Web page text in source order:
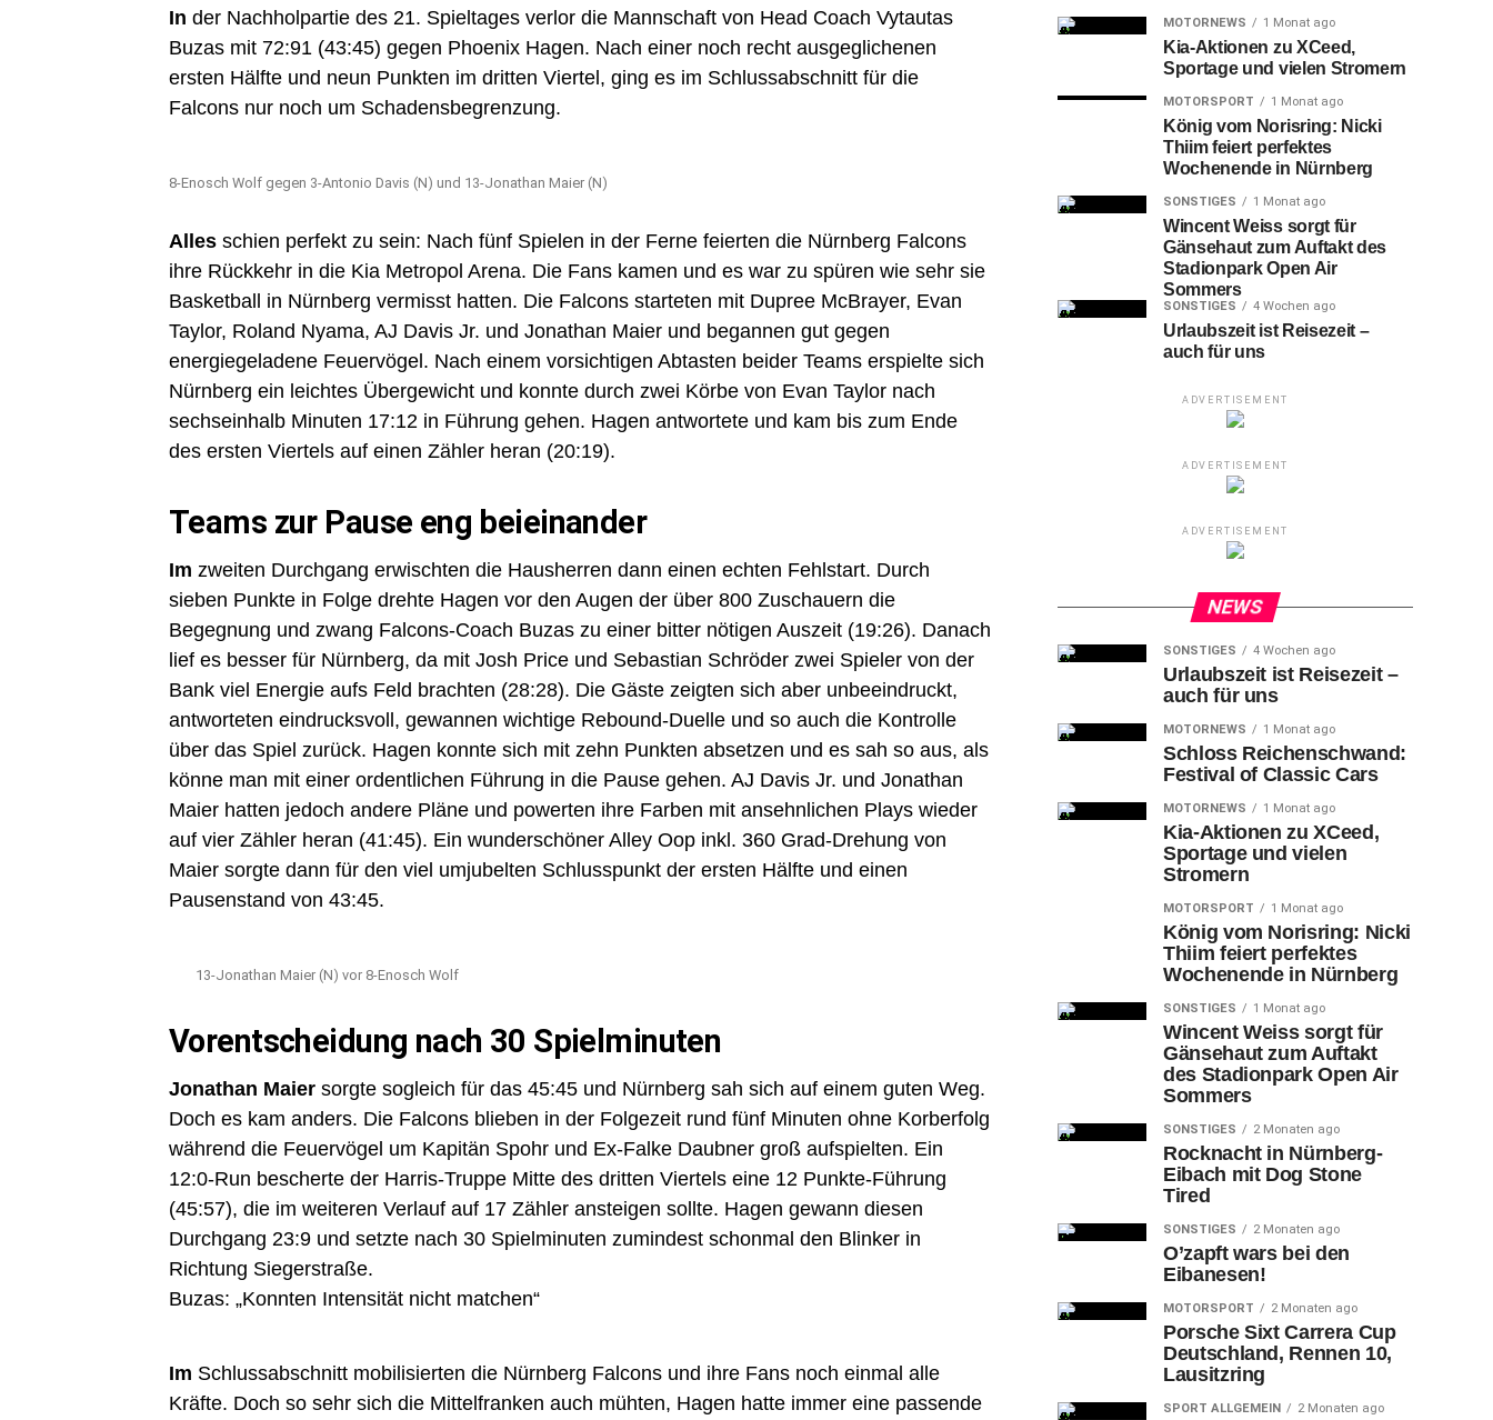
In der Nachholpartie des 21. Spieltages verlor die Mannschaft von Head Coach Vytautas
Buzas mit 72:91 (43:45) gegen Phoenix Hagen. Nach einer noch recht ausgeglichenen
ersten Hälfte und neun Punkten im dritten Viertel, ging es im Schlussabschnitt für die
Falcons nur noch um Schadensbegrenzung.
8-Enosch Wolf gegen 3-Antonio Davis (N) und 13-Jonathan Maier (N)
Alles schien perfekt zu sein: Nach fünf Spielen in der Ferne feierten die Nürnberg Falcons
ihre Rückkehr in die Kia Metropol Arena. Die Fans kamen und es war zu spüren wie sehr sie
Basketball in Nürnberg vermisst hatten. Die Falcons starteten mit Dupree McBrayer, Evan
Taylor, Roland Nyama, AJ Davis Jr. und Jonathan Maier und begannen gut gegen
energiegeladene Feuervögel. Nach einem vorsichtigen Abtasten beider Teams erspielte sich
Nürnberg ein leichtes Übergewicht und konnte durch zwei Körbe von Evan Taylor nach
sechseinhalb Minuten 17:12 in Führung gehen. Hagen antwortete und kam bis zum Ende
des ersten Viertels auf einen Zähler heran (20:19).
Teams zur Pause eng beieinander
Im zweiten Durchgang erwischten die Hausherren dann einen echten Fehlstart. Durch
sieben Punkte in Folge drehte Hagen vor den Augen der über 800 Zuschauern die
Begegnung und zwang Falcons-Coach Buzas zu einer bitter nötigen Auszeit (19:26). Danach
lief es besser für Nürnberg, da mit Josh Price und Sebastian Schröder zwei Spieler von der
Bank viel Energie aufs Feld brachten (28:28). Die Gäste zeigten sich aber unbeeindruckt,
antworteten eindrucksvoll, gewannen wichtige Rebound-Duelle und so auch die Kontrolle
über das Spiel zurück. Hagen konnte sich mit zehn Punkten absetzen und es sah so aus, als
könne man mit einer ordentlichen Führung in die Pause gehen. AJ Davis Jr. und Jonathan
Maier hatten jedoch andere Pläne und powerten ihre Farben mit ansehnlichen Plays wieder
auf vier Zähler heran (41:45). Ein wunderschöner Alley Oop inkl. 360 Grad-Drehung von
Maier sorgte dann für den viel umjubelten Schlusspunkt der ersten Hälfte und einen
Pausenstand von 43:45.
13-Jonathan Maier (N) vor 8-Enosch Wolf
Vorentscheidung nach 30 Spielminuten
Jonathan Maier sorgte sogleich für das 45:45 und Nürnberg sah sich auf einem guten Weg.
Doch es kam anders. Die Falcons blieben in der Folgezeit rund fünf Minuten ohne Korberfolg
während die Feuervögel um Kapitän Spohr und Ex-Falke Daubner groß aufspielten. Ein
12:0-Run bescherte der Harris-Truppe Mitte des dritten Viertels eine 12 Punkte-Führung
(45:57), die im weiteren Verlauf auf 17 Zähler ansteigen sollte. Hagen gewann diesen
Durchgang 23:9 und setzte nach 30 Spielminuten zumindest schonmal den Blinker in
Richtung Siegerstraße.
Buzas: „Konnten Intensität nicht matchen“
Im Schlussabschnitt mobilisierten die Nürnberg Falcons und ihre Fans noch einmal alle
Kräfte. Doch so sehr sich die Mittelfranken auch mühten, Hagen hatte immer eine passende
MOTORNEWS 1 Monat ago
Kia-Aktionen zu XCeed,
Sportage und vielen Stromern
MOTORSPORT 1 Monat ago
König vom Norisring: Nicki
Thiim feiert perfektes
Wochenende in Nürnberg
SONSTIGES 1 Monat ago
Wincent Weiss sorgt für
Gänsehaut zum Auftakt des
Stadionpark Open Air
Sommers
SONSTIGES 4 Wochen ago
Urlaubszeit ist Reisezeit –
auch für uns
ADVERTISEMENT
ADVERTISEMENT
ADVERTISEMENT
NEWS
SONSTIGES 4 Wochen ago
Urlaubszeit ist Reisezeit –
auch für uns
MOTORNEWS 1 Monat ago
Schloss Reichenschwand:
Festival of Classic Cars
MOTORNEWS 1 Monat ago
Kia-Aktionen zu XCeed,
Sportage und vielen
Stromern
MOTORSPORT 1 Monat ago
König vom Norisring: Nicki
Thiim feiert perfektes
Wochenende in Nürnberg
SONSTIGES 1 Monat ago
Wincent Weiss sorgt für
Gänsehaut zum Auftakt
des Stadionpark Open Air
Sommers
SONSTIGES 2 Monaten ago
Rocknacht in Nürnberg-
Eibach mit Dog Stone
Tired
SONSTIGES 2 Monaten ago
O’zapft wars bei den
Eibanesen!
MOTORSPORT 2 Monaten ago
Porsche Sixt Carrera Cup
Deutschland, Rennen 10,
Lausitzring
SPORT ALLGEMEIN 2 Monaten ago